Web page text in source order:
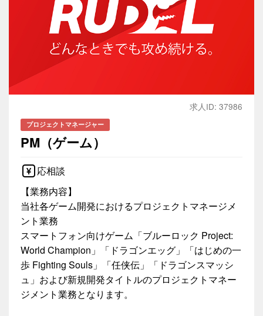
求人ID: 37986
プロジェクトマネージャー
PM（ゲーム）
応相談
【業務内容】
当社各ゲーム開発におけるプロジェクトマネージメ
ント業務
スマートフォン向けゲーム「ブルーロック Project:
World Champion」「ドラゴンエッグ」「はじめの一
歩 Fighting Souls」「任侠伝」「ドラゴンスマッシ
ュ」および新規開発タイトルのプロジェクトマネー
ジメント業務となります。